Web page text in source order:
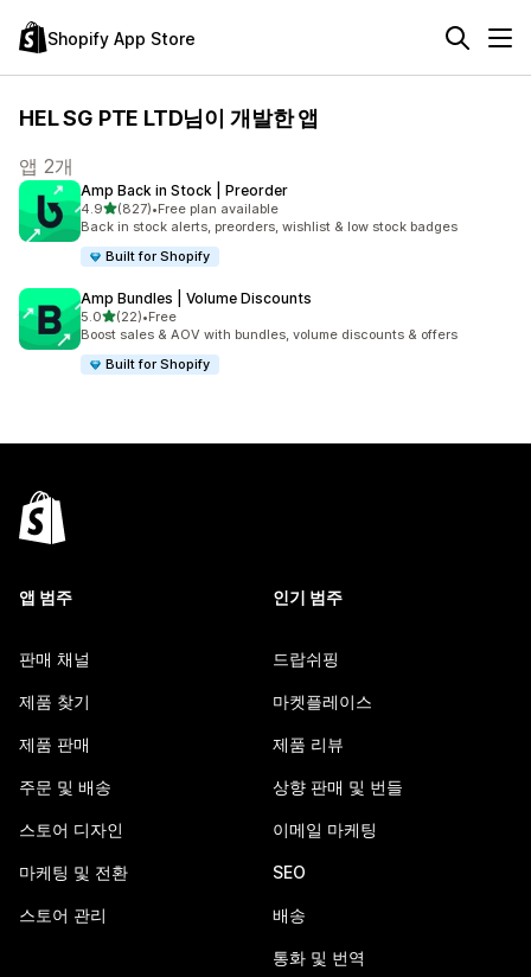
Shopify App Store
HEL SG PTE LTD님이 개발한 앱
앱 2개
Amp Back in Stock | Preorder
4.9별 5개 중
(827)
총 리뷰 827개
•Free plan available
Back in stock alerts, preorders, wishlist & low stock badges
Built for Shopify
Amp Bundles | Volume Discounts
5.0별 5개 중
(22)
총 리뷰 22개
•Free
Boost sales & AOV with bundles, volume discounts & offers
Built for Shopify
앱 범주
판매 채널
제품 찾기
제품 판매
주문 및 배송
스토어 디자인
마케팅 및 전환
스토어 관리
인기 범주
드랍쉬핑
마켓플레이스
제품 리뷰
상향 판매 및 번들
이메일 마케팅
SEO
배송
통화 및 번역